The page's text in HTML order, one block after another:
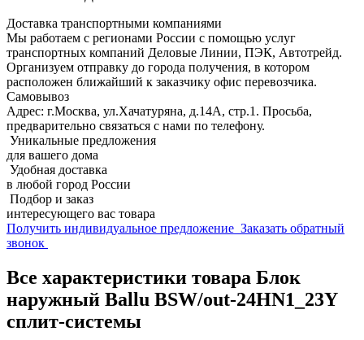
Доставка транспортными компаниями
Мы работаем с регионами России с помощью услуг
транспортных компаний Деловые Линии, ПЭК, Автотрейд.
Организуем отправку до города получения, в котором
расположен ближайший к заказчику офис перевозчика.
Самовывоз
Адрес: г.Москва, ул.Хачатуряна, д.14А, стр.1. Просьба,
предварительно связаться с нами по телефону.
Уникальные предложения
для вашего дома
Удобная доставка
в любой город России
Подбор и заказ
интересующего вас товара
Получить индивидуальное предложение Заказать обратный
звонок
Все характеристики товара Блок
наружный Ballu BSW/out-24HN1_23Y
сплит-системы